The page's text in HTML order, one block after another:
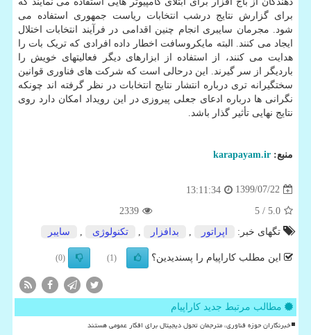
برای گزارش نتایج درشب انتخابات ریاست جمهوری استفاده می
شود. مجرمان سایبری انجام چنین اقدامی در فرآیند انتخابات اختلال
ایجاد می کنند. البته مایکروسافت اخطار داده افرادی که تریک بات را
هدایت می کنند، از استفاده از ابزارهای دیگر فعالیتهای خویش را
باردیگر از سر گیرند. این درحالی است که شرکت های فناوری قوانین
سختگیرانه تری درباره انتشار نتایج انتخابات در نظر گرفته اند چونکه
نگرانی ها درباره ادعای جعلی پیروزی در این رویداد امکان دارد روی
نتایج نهایی تأثیر گذار باشد.
منبع: karapayam.ir
1399/07/22
13:11:34
5.0
/ 5
2339
تگهای خبر:
اپراتور بدافزار تكنولوژی سایبر
این مطلب کاراپیام را پسندیدین؟ (1)
(0)
مطالب مرتبط جدید کاراپیام
خبرنگاران حوزه فناوری، مترجمان تحول دیجیتال برای افکار عمومی هستند